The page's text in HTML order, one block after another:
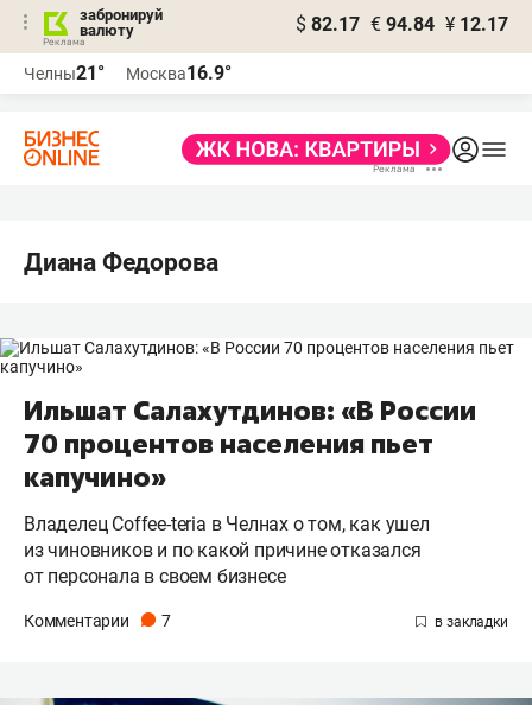
забронируй
валюту
$ 82.17 € 94.84 ¥ 12.17
Челны21° Москва16.9°
Диана Федорова
Ильшат Салахутдинов: «В России
70 процентов населения пьет
капучино»
Владелец Coffee-teria в Челнах о том, как ушел
из чиновников и по какой причине отказался
от персонала в своем бизнесе
Комментарии 7